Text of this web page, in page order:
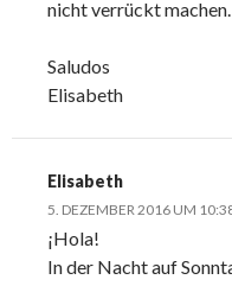
nicht verrückt machen.
Saludos
Elisabeth
Elisabeth
5. DEZEMBER 2016 UM
¡Hola!
In der Nacht auf